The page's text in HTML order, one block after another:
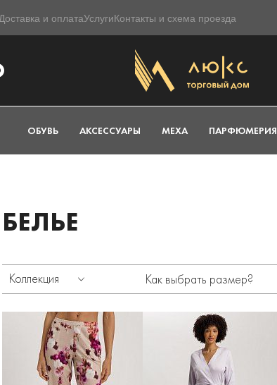
и оплатаУслугиКонтакты и схема проезда
ОБУВЬ АКСЕССУАРЫ МЕХА ПАРФЮМЕРИЯ
БЕЛЬЕ
Коллекция Как выбрать размер?